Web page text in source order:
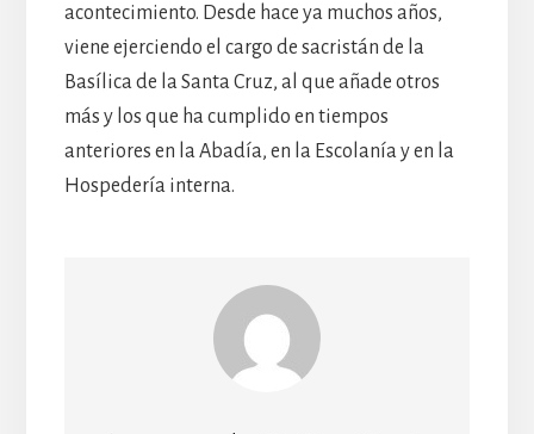
acontecimiento. Desde hace ya muchos años,
viene ejerciendo el cargo de sacristán de la
Basílica de la Santa Cruz, al que añade otros
más y los que ha cumplido en tiempos
anteriores en la Abadía, en la Escolanía y en la
Hospedería interna.